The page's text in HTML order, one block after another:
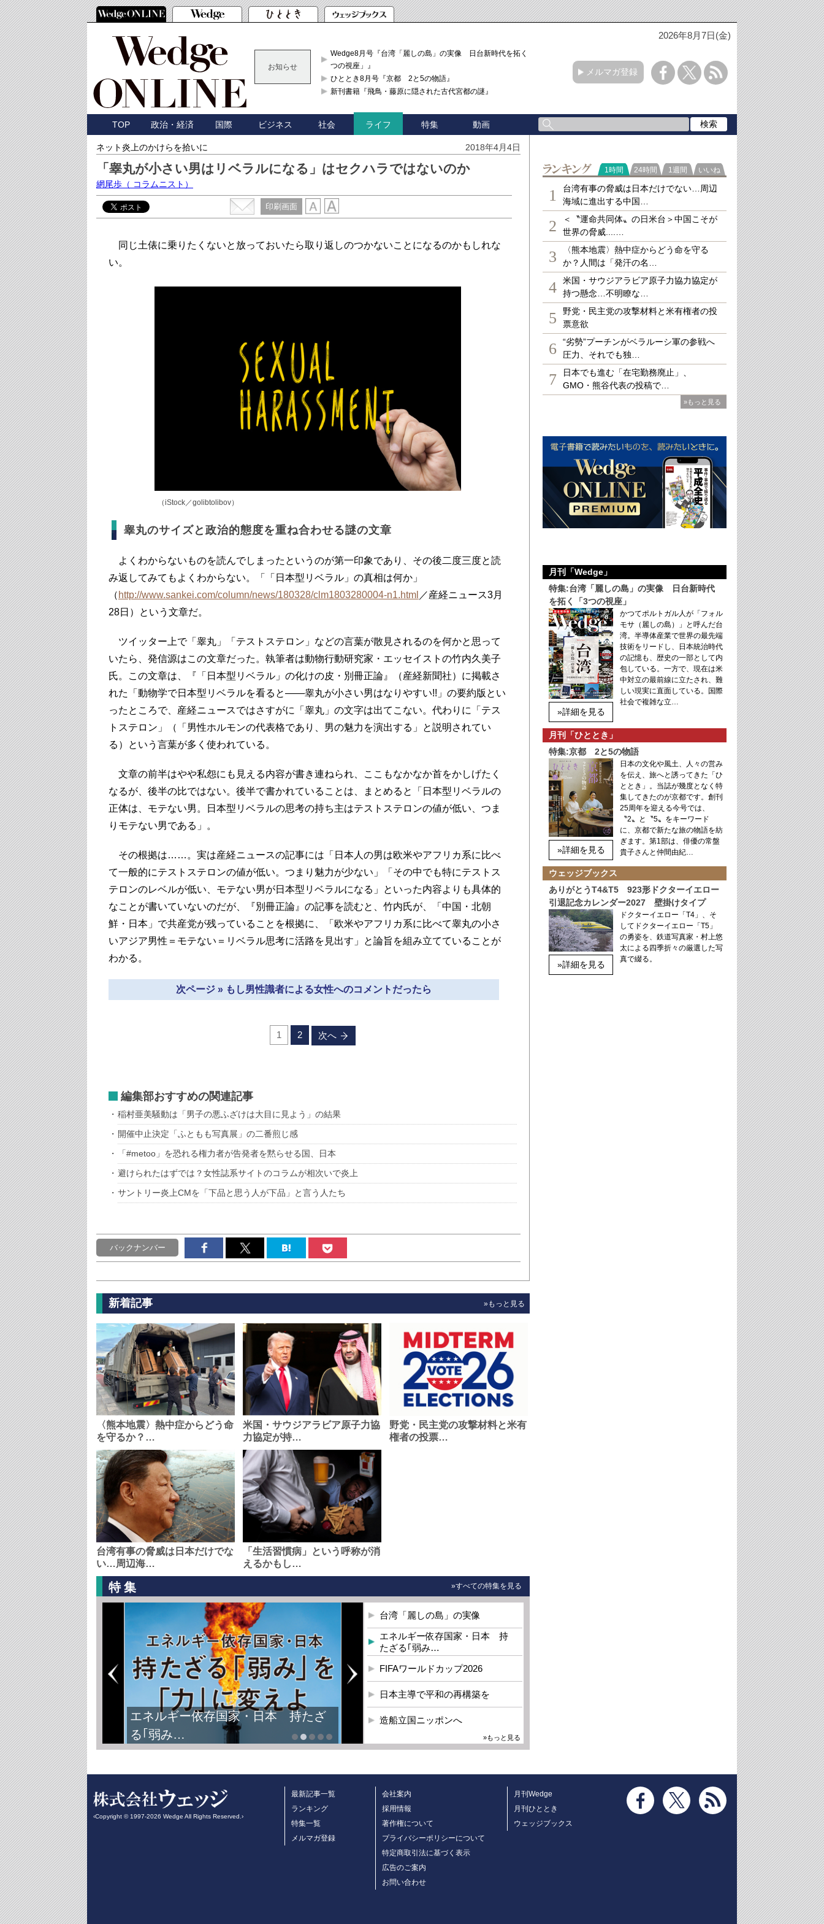
2026年8月7日(金)
お知らせ
Wedge8月号『台湾「麗しの島」の実像 日台新時代を拓く「3
つの視座」』
ひととき8月号『京都 2と5の物語』
新刊書籍『飛鳥・藤原に隠された古代宮都の謎』
メルマガ登録
TOP 政治・経済 国際 ビジネス 社会 ライフ 特集 動画
ネット炎上のかけらを拾いに 2018年4月4日
「睾丸が小さい男はリベラルになる」はセクハラではないのか
網尾歩 （ コラムニスト）
印刷画面
同じ土俵に乗りたくないと放っておいたら取り返しのつかないことになるのかもしれな
い。
（iStock／golibtolibov）
睾丸のサイズと政治的態度を重ね合わせる謎の文章
よくわからないものを読んでしまったというのが第一印象であり、その後二度三度と読
み返してみてもよくわからない。「「日本型リベラル」の真相は何か」
（ http://www.sankei.com/column/news/180328/clm1803280004-n1.html ／産経ニュース3月
28日）という文章だ。
ツイッター上で「睾丸」「テストステロン」などの言葉が散見されるのを何かと思って
いたら、発信源はこの文章だった。執筆者は動物行動研究家・エッセイストの竹内久美子
氏。この文章は、『「日本型リベラル」の化けの皮・別冊正論』（産経新聞社）に掲載さ
れた「動物学で日本型リベラルを看ると――睾丸が小さい男はなりやすい!!」の要約版とい
ったところで、産経ニュースではさすがに「睾丸」の文字は出てこない。代わりに「テス
トステロン」（「男性ホルモンの代表格であり、男の魅力を演出する」と説明されてい
る）という言葉が多く使われている。
文章の前半はやや私怨にも見える内容が書き連ねられ、ここもなかなか首をかしげたく
なるが、後半の比ではない。後半で書かれていることは、まとめると「日本型リベラルの
正体は、モテない男。日本型リベラルの思考の持ち主はテストステロンの値が低い、つま
りモテない男である」。
その根拠は……。実は産経ニュースの記事には「日本人の男は欧米やアフリカ系に比べ
て一般的にテストステロンの値が低い。つまり魅力が少ない」「その中でも特にテストス
テロンのレベルが低い、モテない男が日本型リベラルになる」といった内容よりも具体的
なことが書いていないのだが、『別冊正論』の記事を読むと、竹内氏が、「中国・北朝
鮮・日本」で共産党が残っていることを根拠に、「欧米やアフリカ系に比べて睾丸の小さ
いアジア男性＝モテない＝リベラル思考に活路を見出す」と論旨を組み立てていることが
わかる。
次ページ » もし男性識者による女性へのコメントだったら
1 2 次へ
編集部おすすめの関連記事
稲村亜美騒動は「男子の悪ふざけは大目に見よう」の結果
開催中止決定「ふともも写真展」の二番煎じ感
「#metoo」を恐れる権力者が告発者を黙らせる国、日本
避けられたはずでは？女性誌系サイトのコラムが相次いで炎上
サントリー炎上CMを「下品と思う人が下品」と言う人たち
バックナンバー
新着記事 »もっと見る
〈熊本地震〉熱中症からどう命
を守るか？…
米国・サウジアラビア原子力協
力協定が持…
野党・民主党の攻撃材料と米有
権者の投票…
台湾有事の脅威は日本だけでな
い…周辺海…
「生活習慣病」という呼称が消
えるかもし…
特集 »すべての特集を見る
エネルギー依存国家・日本 持たざ
る｢弱み…
台湾「麗しの島」の実像
エネルギー依存国家・日本 持
たざる｢弱み…
FIFAワールドカップ2026
日本主導で平和の再構築を
造船立国ニッポンへ
»もっと見る
ランキング
1時間 24時間 1週間 いいね
1
台湾有事の脅威は日本だけでない…周辺
海域に進出する中国…
2
＜〝運命共同体〟の日米台＞中国こそが
世界の脅威....…
3
〈熊本地震〉熱中症からどう命を守る
か？人間は「発汗の名…
4
米国・サウジアラビア原子力協力協定が
持つ懸念…不明瞭な…
5
野党・民主党の攻撃材料と米有権者の投
票意欲
6
“劣勢”プーチンがベラルーシ軍の参戦へ
圧力、それでも独…
7
日本でも進む「在宅勤務廃止」、
GMO・熊谷代表の投稿で…
»もっと見る
月刊「Wedge」
特集:台湾「麗しの島」の実像 日台新時代
を拓く「3つの視座」
»詳細を見る
かつてポルトガル人が「フォル
モサ（麗しの島）」と呼んだ台
湾。半導体産業で世界の最先端
技術をリードし、日本統治時代
の記憶も、歴史の一部として内
包している。一方で、現在は米
中対立の最前線に立たされ、難
しい現実に直面している。国際
社会で複雑な立…
月刊「ひととき」
特集:京都 2と5の物語
»詳細を見る
日本の文化や風土、人々の営み
を伝え、旅へと誘ってきた「ひ
ととき」。当誌が幾度となく特
集してきたのが京都です。創刊
25周年を迎える今号では、
〝2〟と〝5〟をキーワード
に、京都で新たな旅の物語を紡
ぎます。第1部は、俳優の常盤
貴子さんと仲間由紀…
ウェッジブックス
ありがとうT4&T5 923形ドクターイエロー
引退記念カレンダー2027 壁掛けタイプ
»詳細を見る
ドクターイエロー「T4」、そ
してドクターイエロー「T5」
の勇姿を、鉄道写真家・村上悠
太による四季折々の厳選した写
真で綴る。
‹Copyright © 1997-2026 Wedge All Rights Reserved.›
最新記事一覧
ランキング
特集一覧
メルマガ登録
会社案内
採用情報
著作権について
プライバシーポリシーについて
特定商取引法に基づく表示
広告のご案内
お問い合わせ
月刊Wedge
月刊ひととき
ウェッジブックス